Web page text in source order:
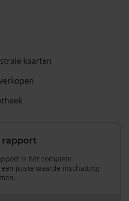
kaarten
rapport
is hét complete
juiste waarde inschatting